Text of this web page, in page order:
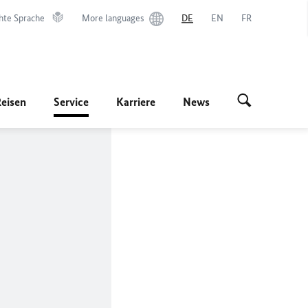
Sprache More languages DE EN FR
Service Karriere News